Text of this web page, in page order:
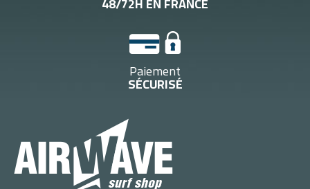
Paiement
SÉCURISÉ